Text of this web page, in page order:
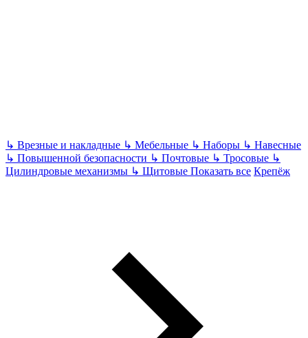
↳ Врезные и накладные ↳ Мебельные ↳ Наборы ↳ Навесные
↳ Повышенной безопасности ↳ Почтовые ↳ Тросовые ↳
Цилиндровые механизмы ↳ Щитовые Показать все Крепёж